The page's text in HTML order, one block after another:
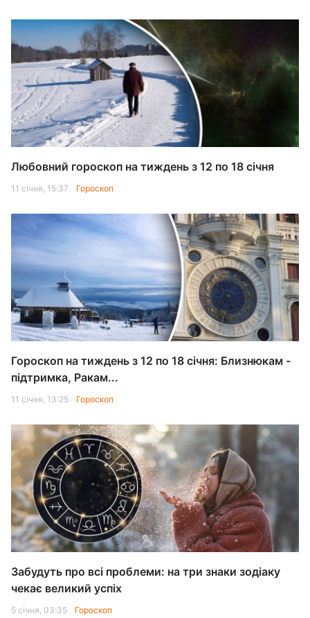
Любовний гороскоп на тиждень з 12 по 18 січня
11 січня, 15:37 Гороскоп
Гороскоп на тиждень з 12 по 18 січня: Близнюкам -
підтримка, Ракам...
11 січня, 13:25 Гороскоп
Забудуть про всі проблеми: на три знаки зодіаку
чекає великий успіх
5 січня, 03:35 Гороскоп